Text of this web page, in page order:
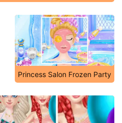
Princess Salon Frozen Party